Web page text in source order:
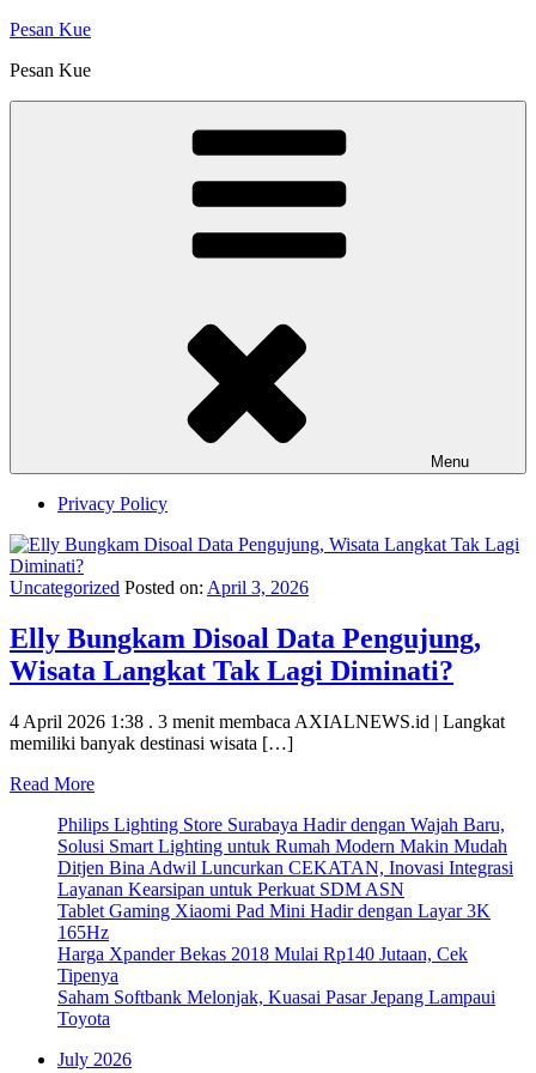
Skip
content
Pesan Kue
Pesan Kue
Menu
Privacy Policy
Uncategorized Posted on: April 3, 2026
Elly Bungkam Disoal Data Pengujung,
Wisata Langkat Tak Lagi Diminati?
4 April 2026 1:38 . 3 menit membaca AXIALNEWS.id | Langkat
memiliki banyak destinasi wisata […]
Read More
Philips Lighting Store Surabaya Hadir dengan Wajah Baru,
Solusi Smart Lighting untuk Rumah Modern Makin Mudah
Ditjen Bina Adwil Luncurkan CEKATAN, Inovasi Integrasi
Layanan Kearsipan untuk Perkuat SDM ASN
Tablet Gaming Xiaomi Pad Mini Hadir dengan Layar 3K
165Hz
Harga Xpander Bekas 2018 Mulai Rp140 Jutaan, Cek
Tipenya
Saham Softbank Melonjak, Kuasai Pasar Jepang Lampaui
Toyota
July 2026